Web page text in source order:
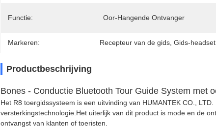
Functie: Oor-Hangende Ontvanger
Markeren: Recepteur van de gids , Gids-
Productbeschrijving
Bones - Conductie Bluetooth Tour Guide System met
Het R8 toergidssysteem is een uitvinding van HUMANTEK CO.,
versterkingstechnologie.Het uiterlijk van dit product is mode en de
ontvangst van klanten of toeristen.